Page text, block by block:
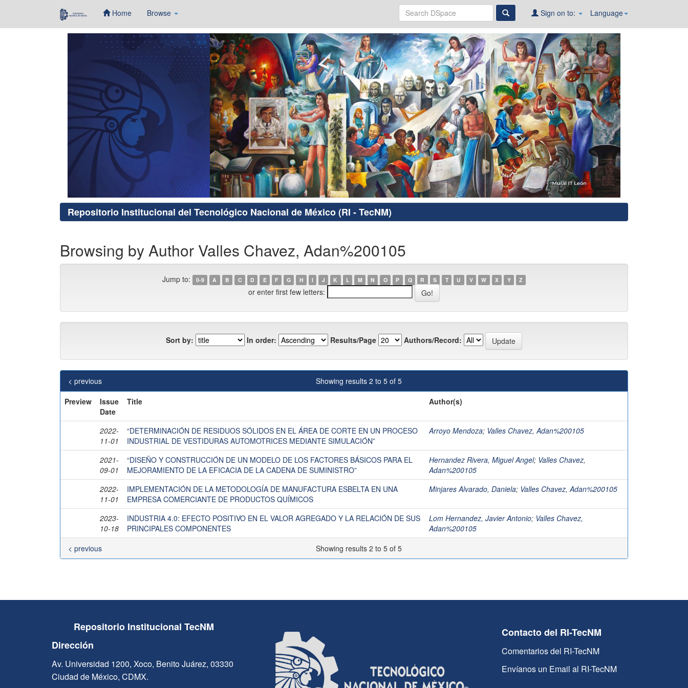
Home Browse Language
Sign on to:
Repositorio Institucional del Tecnológico Nacional de México (RI - TecNM)
Browsing by Author Valles Chavez, Adan%200105
Jump to: 0-9 A B C D E F G H I J K L M N O P Q R S T U V W X Y Z
or enter first few letters:
Sort by: In order: Results/Page Authors/Record:
Showing results 2 to 5 of 5
< previous
Preview
Issue
Date
Title Author(s)
2022-
11-01
“DETERMINACIÓN DE RESIDUOS SÓLIDOS EN EL ÁREA DE CORTE EN UN PROCESO
INDUSTRIAL DE VESTIDURAS AUTOMOTRICES MEDIANTE SIMULACIÓN”
Arroyo Mendoza; Valles Chavez, Adan%200105
2021-
09-01
“DISEÑO Y CONSTRUCCIÓN DE UN MODELO DE LOS FACTORES BÁSICOS PARA EL
MEJORAMIENTO DE LA EFICACIA DE LA CADENA DE SUMINISTRO”
Hernandez Rivera, Miguel Angel; Valles Chavez,
Adan%200105
2022-
11-01
IMPLEMENTACIÓN DE LA METODOLOGÍA DE MANUFACTURA ESBELTA EN UNA
EMPRESA COMERCIANTE DE PRODUCTOS QUÍMICOS
Minjares Alvarado, Daniela; Valles Chavez, Adan%200105
2023-
10-18
INDUSTRIA 4.0: EFECTO POSITIVO EN EL VALOR AGREGADO Y LA RELACIÓN DE SUS
PRINCIPALES COMPONENTES
Lom Hernandez, Javier Antonio; Valles Chavez,
Adan%200105
Showing results 2 to 5 of 5
< previous
Repositorio Institucional TecNM
Dirección
Av. Universidad 1200, Xoco, Benito Juárez, 03330
Ciudad de México, CDMX.
Contacto del RI-TecNM
Comentarios del RI-TecNM
Envíanos un Email al RI-TecNM